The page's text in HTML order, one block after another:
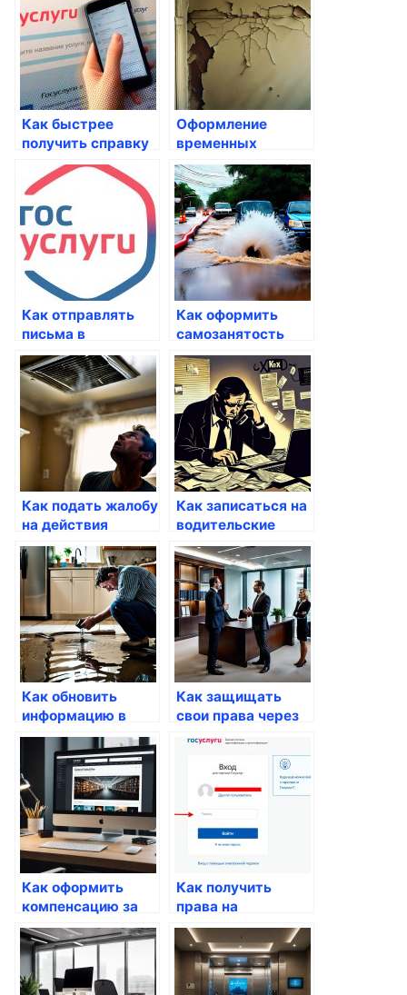
Как быстрее
получить справку
о доме через
Госуслуги
Оформление
временных
регистраций через
Госуслуги
Как отправлять
письма в
электронном
формате
Как оформить
самозанятость
через Госуслуги
Как подать жалобу
на действия
госслужащих
через Госуслуги
Как записаться на
водительские
курсы через
Госуслуги
Как обновить
информацию в
налоговой через
портал
Как защищать
свои права через
Госуслуги
Как оформить
компенсацию за
детский сад через
Госуслуги
Как получить
права на
временное
проживание через
Госуслуги